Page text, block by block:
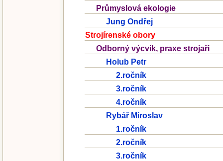
Průmyslová ekologie
Jung Ondřej
Strojírenské obory
Odborný výcvik, praxe strojaři
Holub Petr
2.ročník
3.ročník
4.ročník
Rybář Miroslav
1.ročník
2.ročník
3.ročník